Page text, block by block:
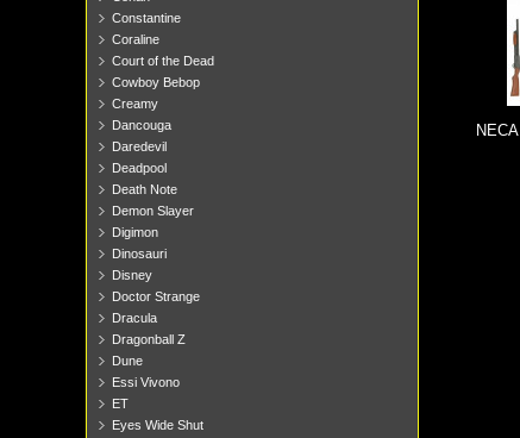
Constantine
Coraline
Court of the Dead
Cowboy Bebop
Creamy
Dancouga
Daredevil
Deadpool
Death Note
Demon Slayer
Digimon
Dinosauri
Disney
Doctor Strange
Dracula
Dragonball Z
Dune
Essi Vivono
ET
Eyes Wide Shut
NECA